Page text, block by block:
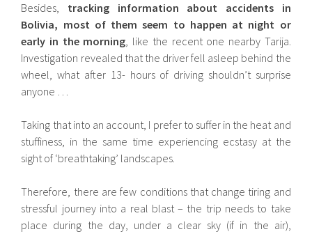
Besides, tracking information about accidents in
Bolivia, most of them seem to happen at night or
early in the morning, like the recent one nearby Tarija.
Investigation revealed that the driver fell asleep behind the
wheel, what after 13- hours of driving shouldn’t surprise
anyone …
Taking that into an account, I prefer to suffer in the heat and
stuffiness, in the same time experiencing ecstasy at the
sight of ‘breathtaking’ landscapes.
Therefore, there are few conditions that change tiring and
stressful journey into a real blast – the trip needs to take
place during the day, under a clear sky (if in the air),